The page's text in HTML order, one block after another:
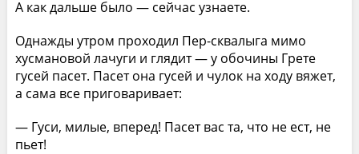
А как дальше было — сейчас узнаете.
Однажды утром проходил Пер-сквалыга мимо
хусмановой лачуги и глядит — у обочины Грете
гусей пасет. Пасет она гусей и чулок на ходу вяжет,
а сама все приговаривает:
— Гуси, милые, вперед! Пасет вас та, что не ест, не
пьет!